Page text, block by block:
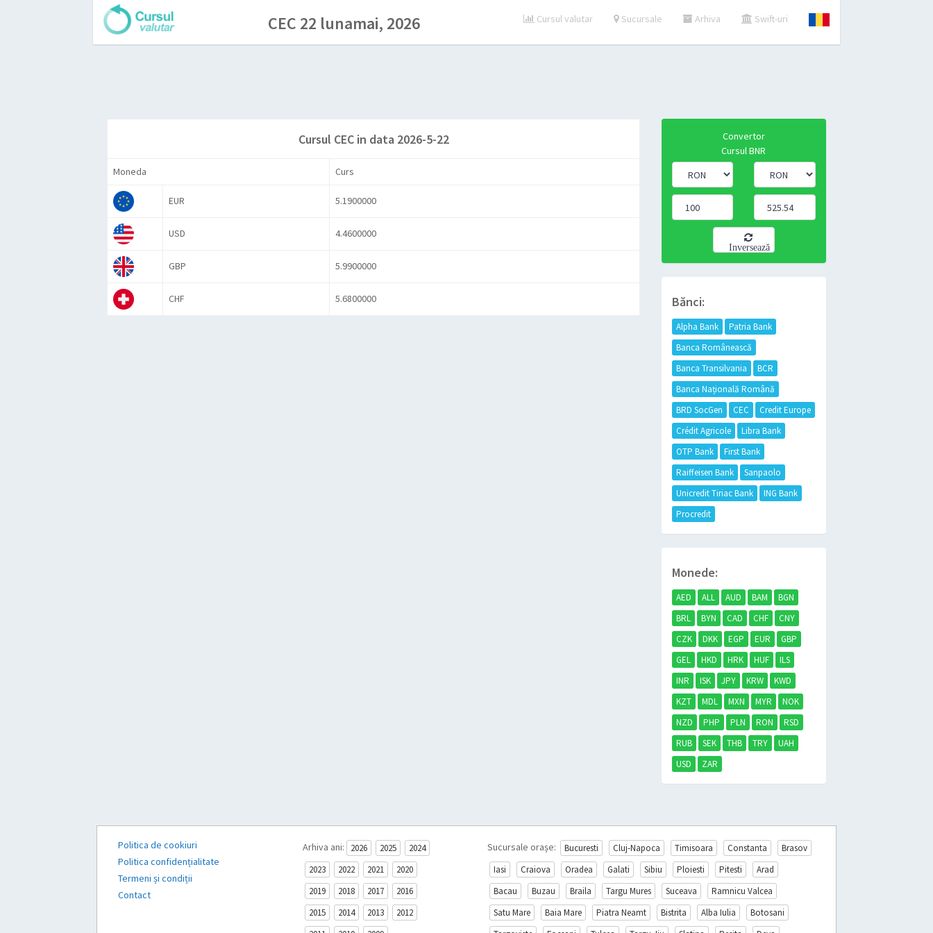
CEC 22 lunamai, 2026 Cursul valutar Sucursale Arhiva Swift-uri
Cursul CEC in data 2026-5-22
Moneda Curs
EUR 5.1900000
USD 4.4600000
GBP 5.9900000
CHF 5.6800000
Convertor
Cursul BNR
Inversează
Bănci:
Alpha Bank
Patria Bank
Banca Românească
Banca Transilvania
BCR
Banca Națională Română
BRD SocGen
CEC
Credit Europe
Crédit Agricole
Libra Bank
OTP Bank
First Bank
Raiffeisen Bank
Sanpaolo
Unicredit Tiriac Bank
ING Bank
Procredit
Monede:
AED ALL AUD BAM
BGN
BRL
BYN CAD CHF
CNY
CZK
DKK EGP EUR
GBP
GEL
HKD HRK HUF
ILS
INR
ISK JPY KRW
KWD
KZT
MDL MXN MYR
NOK
NZD
PHP PLN RON
RSD
RUB
SEK THB TRY
UAH
USD
ZAR
Politica de cookiuri
Politica confidențialitate
Termeni și condiții
Contact
Arhiva ani: 2026 2025
2024
2023
2022 2021
2020
2019
2018 2017
2016
2015
2014 2013
2012
Sucursale orașe: Bucuresti Cluj-Napoca Timisoara Constanta
Brasov
Iasi
Craiova Oradea Galati Sibiu Ploiesti Pitesti
Arad
Bacau
Buzau Braila Targu Mures Suceava
Ramnicu Valcea
Satu Mare
Baia Mare Piatra Neamt Bistrita Alba Iulia
Botosani